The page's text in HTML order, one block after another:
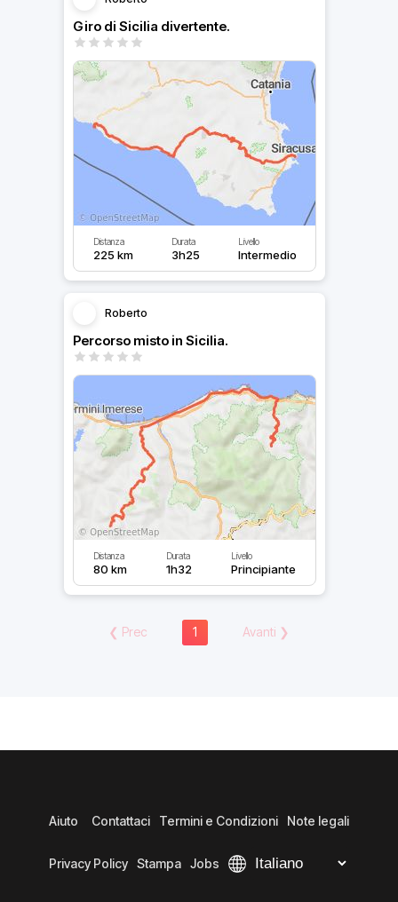
Giro di Sicilia divertente.
Distanza
225 km
Durata
3h25
Livello
Intermedio
Roberto
Percorso misto in Sicilia.
Distanza
80 km
Durata
1h32
Livello
Principiante
❮ Prec 1 Avanti ❯
Aiuto Contattaci Termini e Condizioni Note legali
Privacy Policy Stampa Jobs